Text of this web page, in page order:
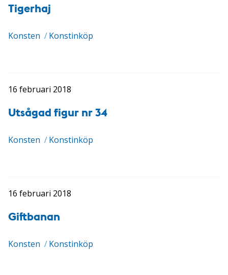
Tigerhaj
Konsten / Konstinköp
16 februari 2018
Utsågad figur nr 34
Konsten / Konstinköp
16 februari 2018
Giftbanan
Konsten / Konstinköp